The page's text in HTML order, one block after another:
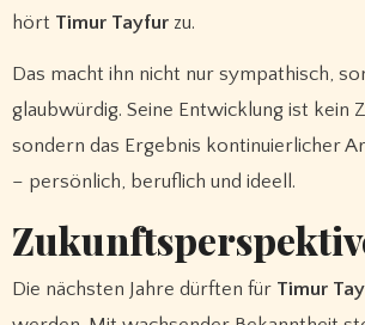
hört Timur Tayfurzu.
Das macht ihn nicht nur sympathisch,
glaubwürdig. Seine Entwicklung ist kein
sondern das Ergebnis kontinuierlicher
– persönlich, beruflich und ideell.
Die nächsten Jahre dürften für Timur